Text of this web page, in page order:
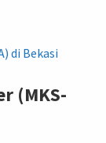
(MKS-